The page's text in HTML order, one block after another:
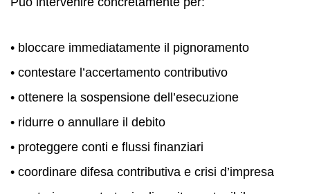
• bloccare immediatamente il pignoramento
• contestare l’accertamento contributivo
• ottenere la sospensione dell’esecuzione
• ridurre o annullare il debito
• proteggere conti e flussi finanziari
• coordinare difesa contributiva e crisi d’impresa